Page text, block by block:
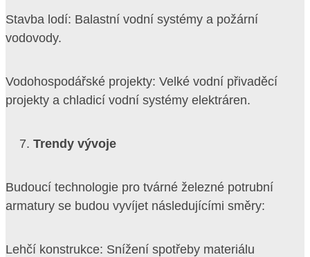
Stavba lodí: Balastní vodní systémy a požární
vodovody.
Vodohospodářské projekty: Velké vodní přivaděcí
projekty a chladicí vodní systémy elektráren.
Trendy vývoje
Budoucí technologie pro tvárné železné potrubní
armatury se budou vyvíjet následujícími směry:
Lehčí konstrukce: Snížení spotřeby materiálu